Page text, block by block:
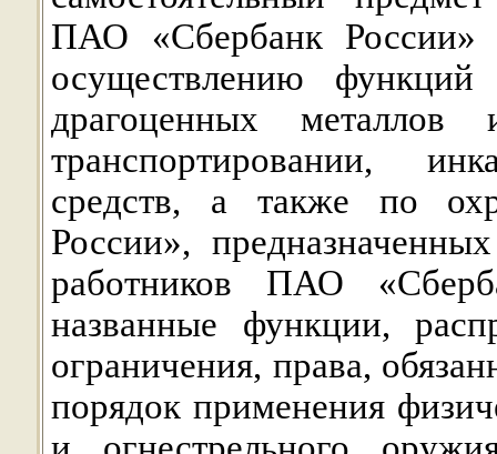
ПАО «Сбербанк России»
осуществлению
драгоценных
транспортировании,
средств, а также по
России»,
работников ПАО
названные функции,
ограничения, права,
порядок применения